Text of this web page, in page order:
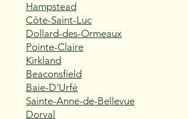
Hampstead
Côte-Saint-Luc
Dollard-des-Ormeaux
Pointe-Claire
Kirkland
Beaconsfield
Baie-D'Urfé
Sainte-Anne-de-Bellevue
Dorval